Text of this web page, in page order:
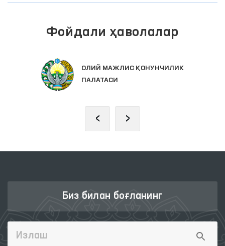
Фойдали ҳаволалар
ОЛИЙ МАЖЛИС ҚОНУНЧИЛИК
ПАЛАТАСИ
‹ ›
Биз билан боғланинг